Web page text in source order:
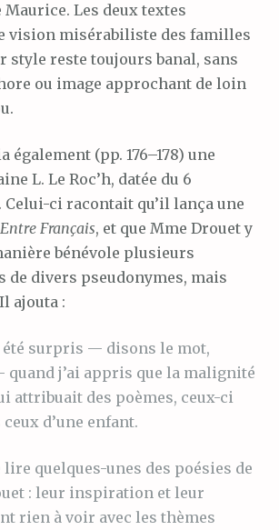
Maurice. Les deux textes
vision misérabiliste des familles
style reste toujours banal, sans
ou image approchant de loin
également (pp. 176–178) une
L. Le Roc’h, datée du 6
Celui-ci racontait qu’il lança une
Entre Français, et que Mme Drouet y
bénévole plusieurs
de divers pseudonymes, mais
ajouta :
été surpris — disons le mot,
quand j’ai appris que la malignité
attribuait des poèmes, ceux-ci
d’une enfant.
lire quelques-unes des poésies de
: leur inspiration et leur
rien à voir avec les thèmes